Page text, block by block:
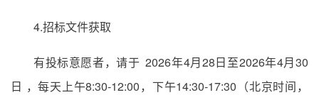
4.招标文件获取
有投标意愿者，请于 2026年4月28日至2026年4月30
日 ，每天上午8:30-12:00，下午14:30-17:30（北京时间，